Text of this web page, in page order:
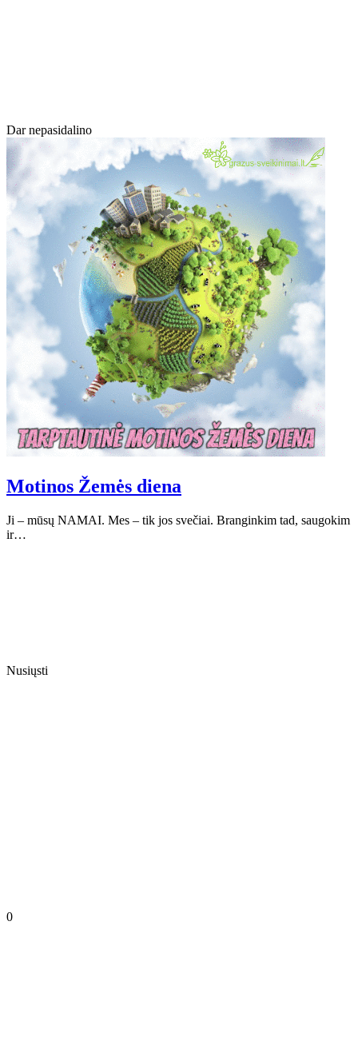
Dar nepasidalino
Motinos Žemės diena
Ji – mūsų NAMAI. Mes – tik jos svečiai. Branginkim tad, saugokim
ir…
Nusiųsti
0